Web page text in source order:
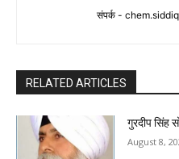
संपर्क -
RELATED ARTICLES
गुरदीप सिंह
August 8,